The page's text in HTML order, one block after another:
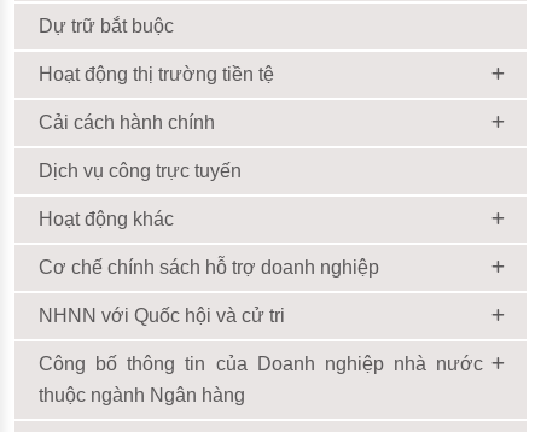
Dự trữ bắt buộc
Hoạt động thị trường tiền tệ
Cải cách hành chính
Dịch vụ công trực tuyến
Hoạt động khác
Cơ chế chính sách hỗ trợ doanh nghiệp
NHNN với Quốc hội và cử tri
Công bố thông tin của Doanh nghiệp nhà nước
thuộc ngành Ngân hàng